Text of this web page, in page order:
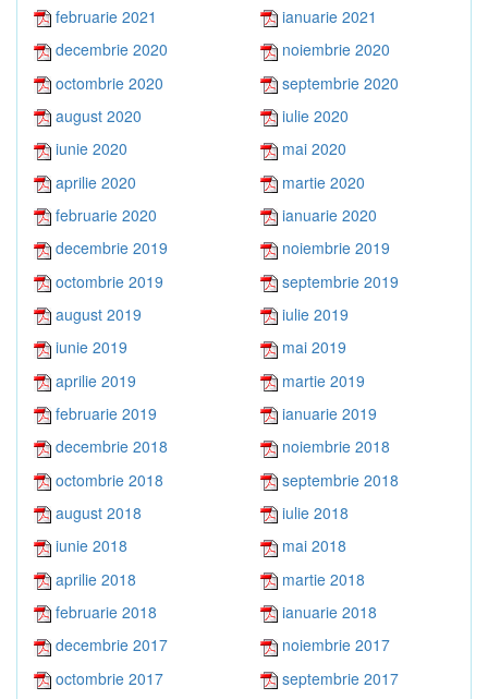
februarie 2021
ianuarie 2021
decembrie 2020
noiembrie 2020
octombrie 2020
septembrie 2020
august 2020
iulie 2020
iunie 2020
mai 2020
aprilie 2020
martie 2020
februarie 2020
ianuarie 2020
decembrie 2019
noiembrie 2019
octombrie 2019
septembrie 2019
august 2019
iulie 2019
iunie 2019
mai 2019
aprilie 2019
martie 2019
februarie 2019
ianuarie 2019
decembrie 2018
noiembrie 2018
octombrie 2018
septembrie 2018
august 2018
iulie 2018
iunie 2018
mai 2018
aprilie 2018
martie 2018
februarie 2018
ianuarie 2018
decembrie 2017
noiembrie 2017
octombrie 2017
septembrie 2017